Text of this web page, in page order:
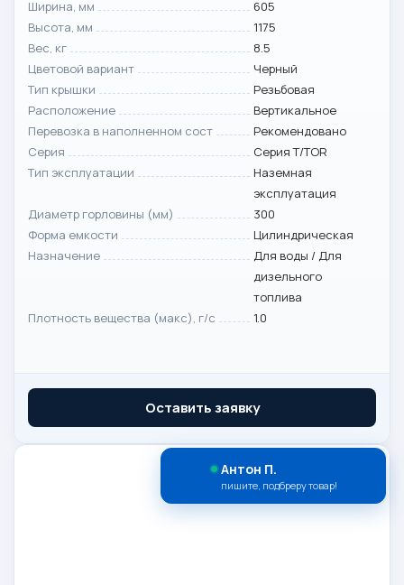
Ширина, мм
605
Высота, мм
1175
Вес, кг
8.5
Цветовой вариант
Черный
Тип крышки
Резьбовая
Расположение
Вертикальное
Перевозка в наполненном сост
Рекомендовано
Серия
Серия T/TOR
Тип эксплуатации
Наземная
эксплуатация
Диаметр горловины (мм)
300
Форма емкости
Цилиндрическая
Назначение
Для воды / Для
дизельного
топлива
Плотность вещества (макс), г/с
1.0
Оставить заявку
Антон П.
пишите, подбреру товар!